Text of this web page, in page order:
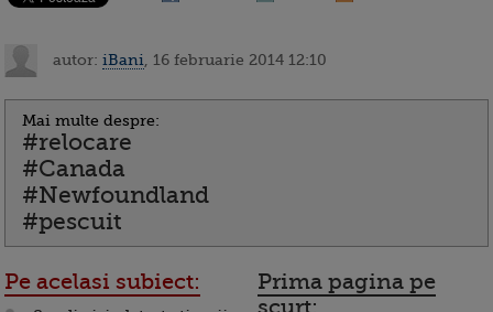
autor: iBani , 16 februarie 2014 12:10
Mai multe despre:
#relocare
#Canada
#Newfoundland
#pescuit
Pe acelasi subiect:
Prima pagina pe